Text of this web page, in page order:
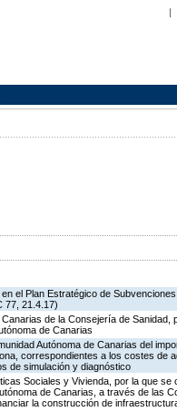
el Plan Estratégico de
77, 21.4.17)
de la Consejería de Sanidad,
de Canarias
Autónoma de Canarias del
correspondientes a los costes de
de simulación y diagnóstico
Sociales y Vivienda, por la que se
de Canarias, a través de las
la construcción de